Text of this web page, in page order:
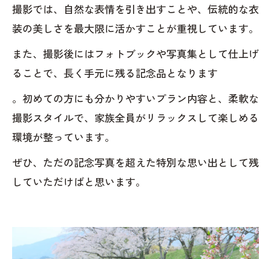
撮影では、自然な表情を引き出すことや、伝統的な衣
装の美しさを最大限に活かすことが重視しています。
また、撮影後にはフォトブックや写真集として仕上げ
ることで、長く手元に残る記念品となります
。初めての方にも分かりやすいプラン内容と、柔軟な
撮影スタイルで、家族全員がリラックスして楽しめる
環境が整っています。
ぜひ、ただの記念写真を超えた特別な思い出として残
していただけばと思います。